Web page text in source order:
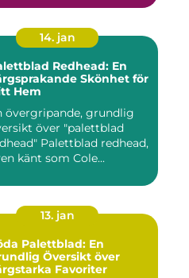
14. jan
Redhead: En
Skönhet för
Hem
övergripande, grundlig
över "palettblad
Palettblad redhead,
känt som Cole...
13. jan
Palettblad: En
Översikt över
Favoriter